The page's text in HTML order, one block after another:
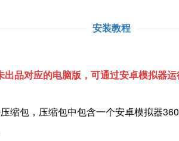
安装教程
品对应的电脑版，可通过安卓模拟器
缩包，压缩包中包含一个安卓模拟器